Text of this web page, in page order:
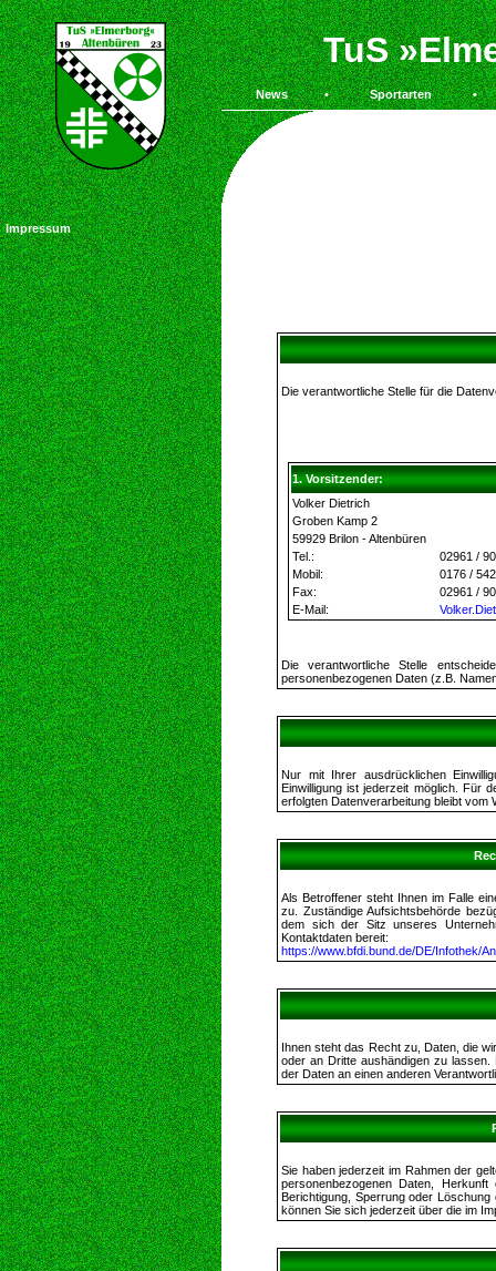
Impressum
TuS
News • Sportarten •
Die verantwortliche Stelle für die
1. Vorsitzender:
Volker Dietrich
Groben Kamp 2
59929 Brilon - Altenbüren
Tel.:
02961 /
Mobil:
0176 /
Fax:
02961 /
E-Mail:
Die verantwortliche Stelle
personenbezogenen Daten (z.B.
Nur mit Ihrer ausdrücklichen
Einwilligung ist jederzeit möglich. Für
erfolgten Datenverarbeitung bleibt vom
Als Betroffener steht Ihnen im Falle
zu. Zuständige Aufsichtsbehörde
dem sich der Sitz unseres
Kontaktdaten bereit:
https://www.bfdi.bund.de/DE/Infothek/
Ihnen steht das Recht zu, Daten, die
oder an Dritte aushändigen zu lassen.
der Daten an einen anderen
Sie haben jederzeit im Rahmen der
personenbezogenen Daten,
Berichtigung, Sperrung oder
können Sie sich jederzeit über die im